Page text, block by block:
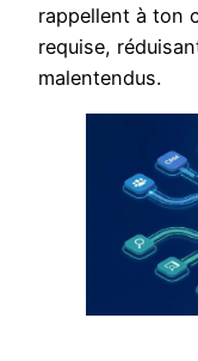
rappellent à ton
requise,
malentendus.